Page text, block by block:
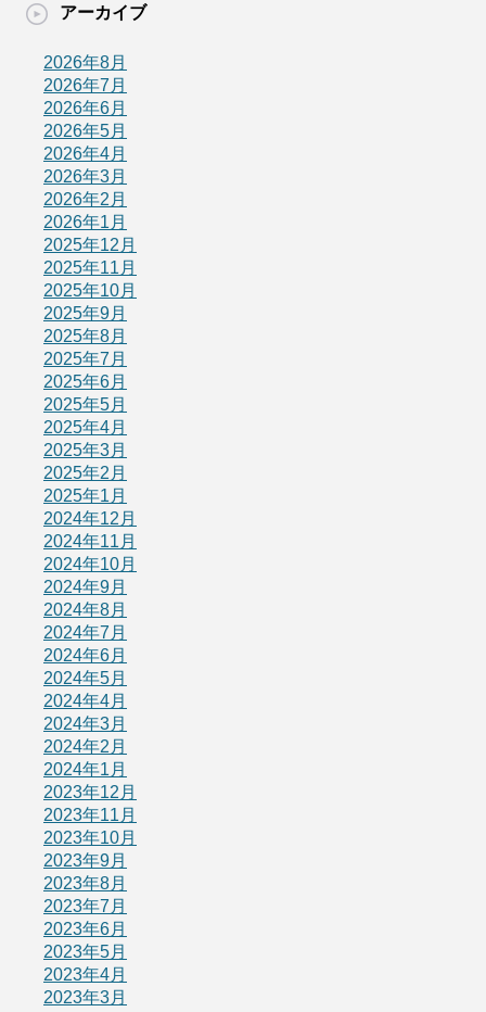
アーカイブ
2026年8月
2026年7月
2026年6月
2026年5月
2026年4月
2026年3月
2026年2月
2026年1月
2025年12月
2025年11月
2025年10月
2025年9月
2025年8月
2025年7月
2025年6月
2025年5月
2025年4月
2025年3月
2025年2月
2025年1月
2024年12月
2024年11月
2024年10月
2024年9月
2024年8月
2024年7月
2024年6月
2024年5月
2024年4月
2024年3月
2024年2月
2024年1月
2023年12月
2023年11月
2023年10月
2023年9月
2023年8月
2023年7月
2023年6月
2023年5月
2023年4月
2023年3月